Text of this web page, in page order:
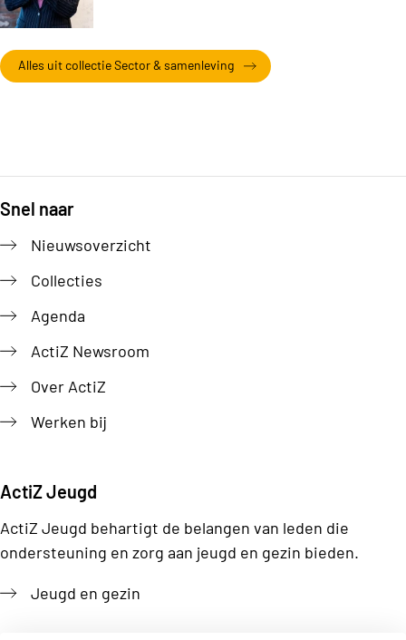
Alles uit collectie Sector & samenleving
Snel naar
Nieuwsoverzicht
Collecties
Agenda
ActiZ Newsroom
Over ActiZ
Werken bij
ActiZ Jeugd
ActiZ Jeugd behartigt de belangen van leden die
ondersteuning en zorg aan jeugd en gezin bieden.
Jeugd en gezin